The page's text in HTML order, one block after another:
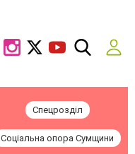
Спецрозділ
Соціальна опора Сумщини